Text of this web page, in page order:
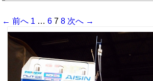
← 前へ 1 … 6 7 8 次へ →